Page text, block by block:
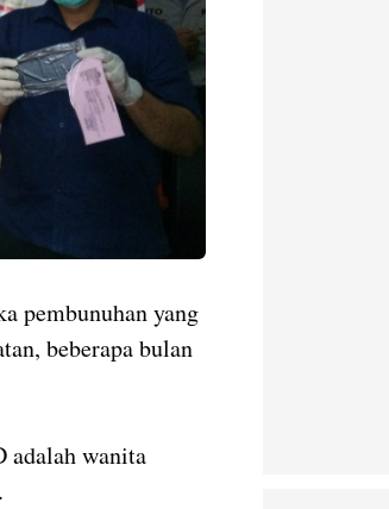
pembunuhan yang
beberapa bulan
adalah wanita